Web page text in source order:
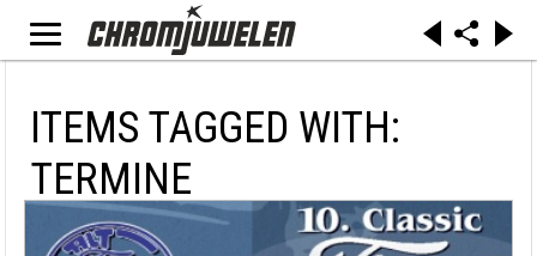
ITEMS TAGGED WITH:
TERMINE